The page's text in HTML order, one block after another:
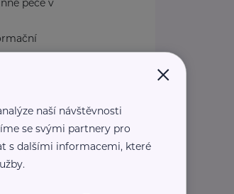
×
naší návštěvnosti
se svými partnery pro
s dalšími informacemi, které